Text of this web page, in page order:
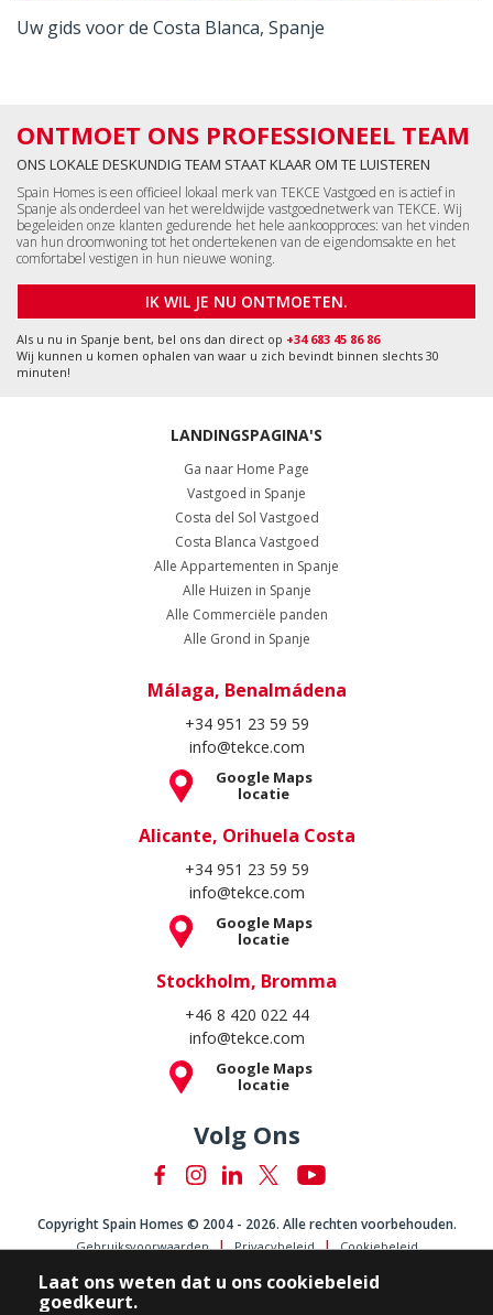
Uw gids voor de Costa Blanca, Spanje
ONTMOET ONS PROFESSIONEEL TEAM
ONS LOKALE DESKUNDIG TEAM STAAT KLAAR OM TE LUISTEREN
Spain Homes is een officieel lokaal merk van TEKCE Vastgoed en is actief in
Spanje als onderdeel van het wereldwijde vastgoednetwerk van TEKCE. Wij
begeleiden onze klanten gedurende het hele aankoopproces: van het vinden
van hun droomwoning tot het ondertekenen van de eigendomsakte en het
comfortabel vestigen in hun nieuwe woning.
IK WIL JE NU ONTMOETEN.
Als u nu in Spanje bent, bel ons dan direct op +34 683 45 86 86
Wij kunnen u komen ophalen van waar u zich bevindt binnen slechts 30
minuten!
LANDINGSPAGINA'S
Ga naar Home Page
Vastgoed in Spanje
Costa del Sol Vastgoed
Costa Blanca Vastgoed
Alle Appartementen in Spanje
Alle Huizen in Spanje
Alle Commerciële panden
Alle Grond in Spanje
Málaga, Benalmádena
+34 951 23 59 59
info@tekce.com
Google Maps
locatie
Alicante, Orihuela Costa
+34 951 23 59 59
info@tekce.com
Google Maps
locatie
Stockholm, Bromma
+46 8 420 022 44
info@tekce.com
Google Maps
locatie
Volg Ons
Copyright Spain Homes © 2004 - 2026. Alle rechten voorbehouden.
Gebruiksvoorwaarden Privacybeleid Cookiebeleid
Laat ons weten dat u ons cookiebeleid
goedkeurt.